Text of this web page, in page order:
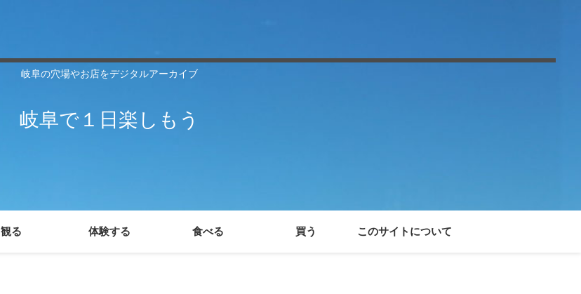
岐阜の穴場やお店をデジタルアーカイブ
岐阜で１日楽しもう
観る 体験する 食べる 買う このサイトについて